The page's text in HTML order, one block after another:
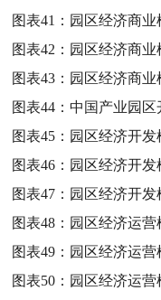
图表41： 园区经济商
图表42： 园区经济商
图表43： 园区经济商
图表44：中国产业园
图表45： 园区经济开
图表46： 园区经济开
图表47： 园区经济开
图表48： 园区经济运
图表49： 园区经济运
图表50： 园区经济运